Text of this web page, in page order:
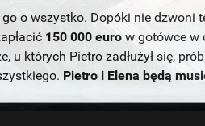
o wszystko. Dopóki nie dzwoni
150 000 euro w gotówce w
u których Pietro zadłużył się,
Pietro i Elena będą
This Finding Baffles